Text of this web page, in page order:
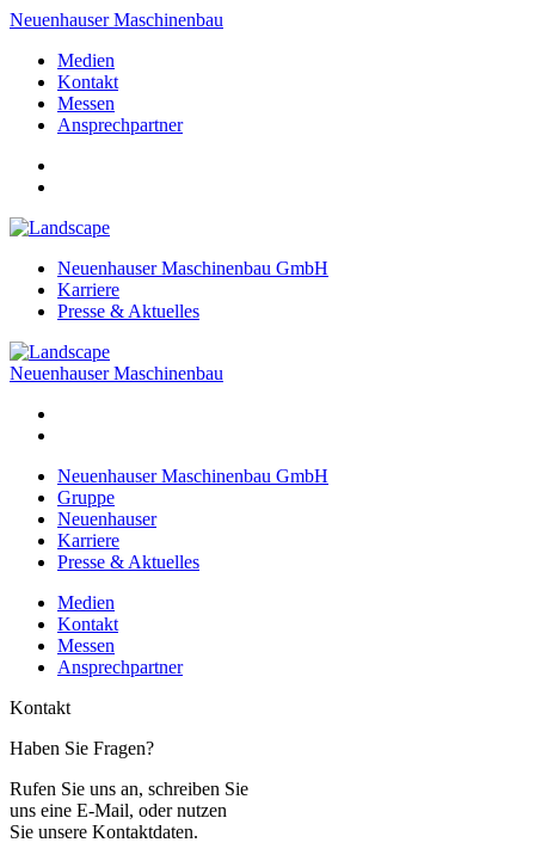
Neuenhauser Maschinenbau
Medien
Kontakt
Messen
Ansprechpartner
Neuenhauser Maschinenbau GmbH
Karriere
Presse & Aktuelles
Neuenhauser Maschinenbau
Neuenhauser Maschinenbau GmbH
Gruppe
Neuenhauser
Karriere
Presse & Aktuelles
Medien
Kontakt
Messen
Ansprechpartner
Kontakt
Haben Sie Fragen?
Rufen Sie uns an, schreiben Sie
uns eine E-Mail, oder nutzen
Sie unsere Kontaktdaten.